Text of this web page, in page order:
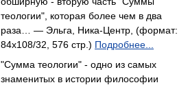
теологии", которая более чем в два
раза… — Эльга, Ника-Центр, (формат:
84x108/32, 576 стр.) Подробнее...
"Сумма теологии" - одно из самых
знаменитых в истории философии